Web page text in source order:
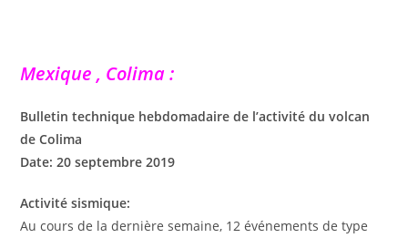
Mexique , Colima :
Bulletin technique hebdomadaire de l’activité du volcan
de Colima
Date: 20 septembre 2019
Activité sismique:
Au cours de la dernière semaine, 12 événements de type